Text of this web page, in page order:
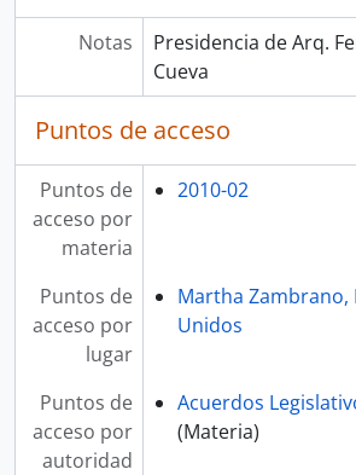
Notas
Presidencia de Arq.
Cueva
Puntos de acceso
Puntos de
acceso por
materia
2010-02
Puntos de
acceso por
lugar
Martha Zambrano,
Unidos
Puntos de
acceso por
autoridad
Acuerdos
(Materia)